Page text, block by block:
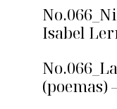
Isabel
(poemas)